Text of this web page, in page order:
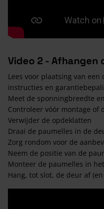
Video 2 - Afhangen
Lees voor plaatsing van
instructies en
Meet de sponningbreedte
Controleer vóór montage of
Verwijder de opdeklatten
Draai de paumelles in de
Zorg rondom voor de
Neem de positie van de
Monteer de paumelles in
Hang, tot slot, de deur af